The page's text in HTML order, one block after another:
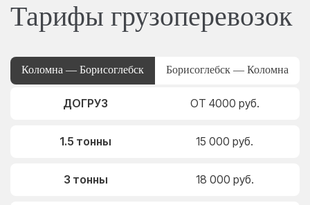
Тарифы грузоперевозок
Коломна — Борисоглебск Борисоглебск — Коломна
ДОГРУЗ ОТ 4000 руб.
1.5 тонны 15 000 руб.
3 тонны 18 000 руб.